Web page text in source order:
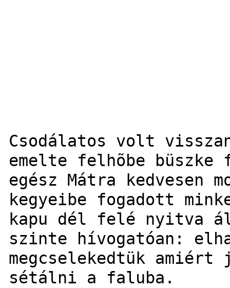
Csodálatos volt
emelte felhõbe
egész Mátra kedvesen
kegyeibe fogadott
kapu dél felé nyitva
szinte hívogatóan:
megcselekedtük
sétálni a faluba.